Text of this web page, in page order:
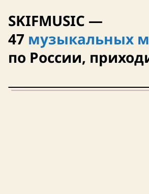
SKIFMUSIC —
47 музыкальных
по России,